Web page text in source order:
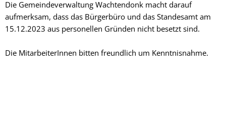
Die Gemeindeverwaltung Wachtendonk macht darauf
aufmerksam, dass das Bürgerbüro und das Standesamt am
15.12.2023 aus personellen Gründen nicht besetzt sind.
Die MitarbeiterInnen bitten freundlich um Kenntnisnahme.